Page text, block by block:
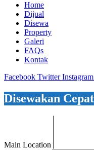
Home
Dijual
Disewa
Property
Galeri
FAQs
Kontak
Facebook Twitter Instagram
Disewakan
Main Location